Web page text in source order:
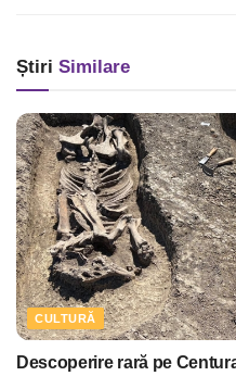
Știri Similare
CULTURĂ
Descoperire rară pe